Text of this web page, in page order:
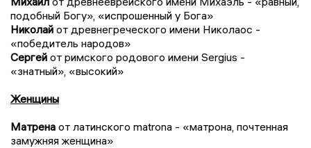
подобный Богу», «испрошенный у Бога»
Николай от древнегреческого имени Николаос -
«победитель народов»
Сергей от римского родового имени Sergius -
«знатный», «высокий»
Женщины
Матрена от латинского matrona - «матрона, почтенная
замужняя женщина»